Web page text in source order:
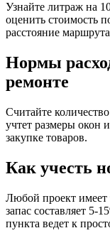
Узнайте литраж на
оценить стоимость
расстояние
Нормы
ремонте
Считайте
учтет размеры окон
закупке товаров.
Как учесть
Любой проект имеет
запас составляет 5-
пункта ведет к